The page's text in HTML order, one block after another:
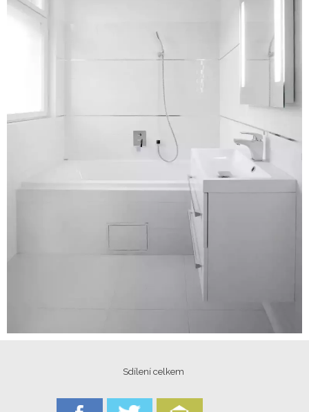
Sdílení celkem